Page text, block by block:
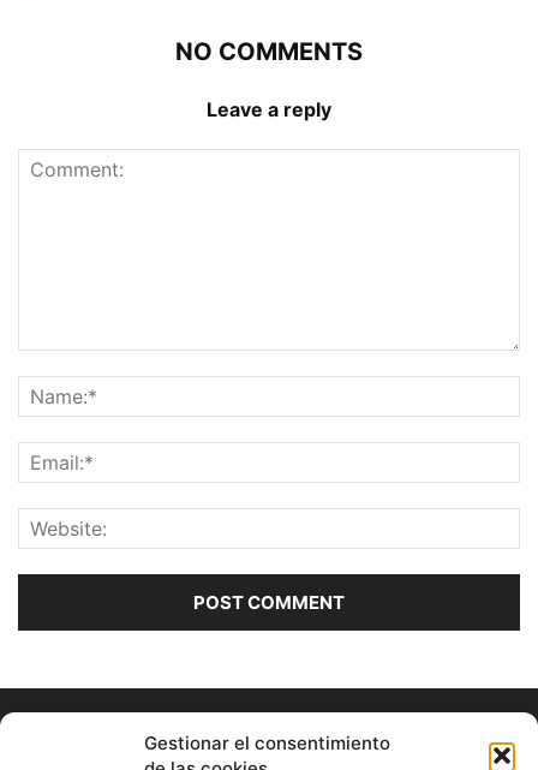
Gestionar el consentimiento
NO COMMENTS
Leave a reply